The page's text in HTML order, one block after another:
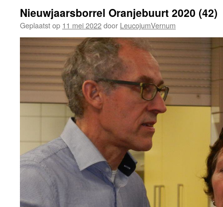
Nieuwjaarsborrel Oranjebuurt 2020 (42)
Geplaatst op 11 mei 2022door LeucojumVernum